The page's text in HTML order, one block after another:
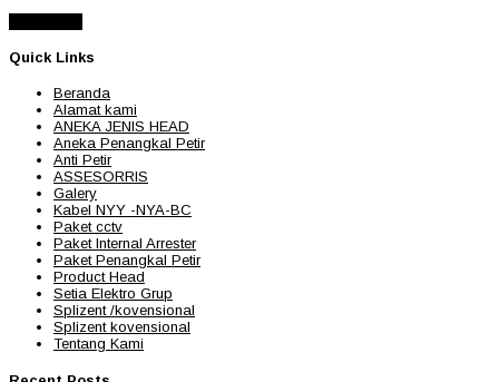
Quick Links
Beranda
Alamat kami
ANEKA JENIS HEAD
Aneka Penangkal Petir
Anti Petir
ASSESORRIS
Galery
Kabel NYY -NYA-BC
Paket cctv
Paket Internal Arrester
Paket Penangkal Petir
Product Head
Setia Elektro Grup
Splizent /kovensional
Splizent kovensional
Tentang Kami